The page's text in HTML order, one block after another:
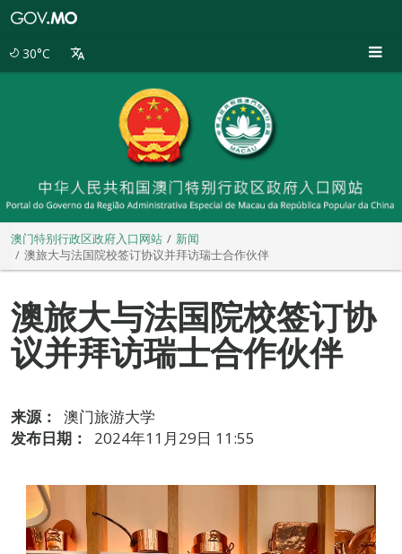
30°C
澳门特别行政区政府入口网站
新闻
澳旅大与法国院校签订协议并拜访瑞士合作伙伴
澳旅大与法国院校签订协
议并拜访瑞士合作伙伴
来源：
澳门旅游大学
发布日期：
2024年11月29日 11:55